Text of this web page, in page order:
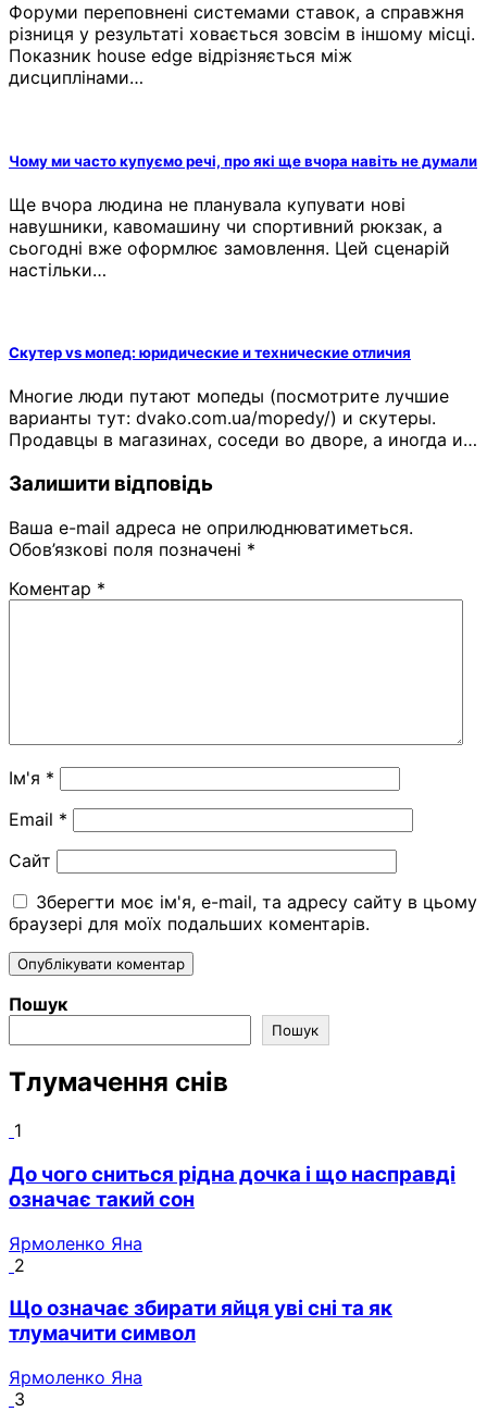
Форуми переповнені системами ставок, а справжня
різниця у результаті ховається зовсім в іншому місці.
Показник house edge відрізняється між
дисциплінами…
Чому ми часто купуємо речі, про які ще вчора навіть не думали
Ще вчора людина не планувала купувати нові
навушники, кавомашину чи спортивний рюкзак, а
сьогодні вже оформлює замовлення. Цей сценарій
настільки…
Скутер vs мопед: юридические и технические отличия
Многие люди путают мопеды (посмотрите лучшие
варианты тут: dvako.com.ua/mopedy/) и скутеры.
Продавцы в магазинах, соседи во дворе, а иногда и…
Залишити відповідь
Ваша e-mail адреса не оприлюднюватиметься.
Обов’язкові поля позначені *
Коментар *
Ім'я *
Email *
Сайт
Зберегти моє ім'я, e-mail, та адресу сайту в цьому
браузері для моїх подальших коментарів.
Пошук
Пошук
Тлумачення снів
1
До чого сниться рідна дочка і що насправді
означає такий сон
Ярмоленко Яна
2
Що означає збирати яйця уві сні та як
тлумачити символ
Ярмоленко Яна
3